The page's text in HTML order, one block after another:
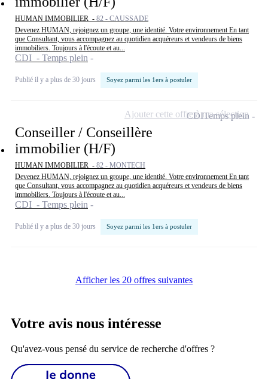
HUMAN IMMOBILIER - 82 - CAUSSADE
Devenez HUMAN, rejoignez un groupe, une identité. Votre environnement En tant
que Consultant, vous accompagnez au quotidien acquéreurs et vendeurs de biens
immobiliers. Toujours à l'écoute et au...
CDI - Temps plein
Publié il y a plus de 30 jours Soyez parmi les 1ers à postuler
Conseiller / Conseillère
immobilier (H/F)
HUMAN IMMOBILIER - 82 - MONTECH
Devenez HUMAN, rejoignez un groupe, une identité. Votre environnement En tant
que Consultant, vous accompagnez au quotidien acquéreurs et vendeurs de biens
immobiliers. Toujours à l'écoute et au...
CDI - Temps plein
Publié il y a plus de 30 jours Soyez parmi les 1ers à postuler
CDITemps plein
Ajouter cette offre à ma sélection
Afficher les 20 offres suivantes
Votre avis nous intéresse
Qu'avez-vous pensé du service de recherche d'offres ?